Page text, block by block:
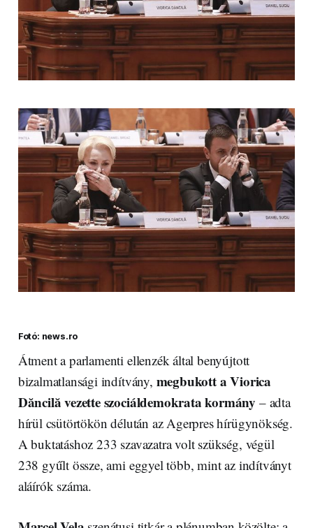
Fotó: news.ro
Átment a parlamenti ellenzék által benyújtott
bizalmatlansági indítvány, megbukott a Viorica
Dăncilă vezette szociáldemokrata kormány – adta
hírül csütörtökön délután az Agerpres hírügynökség.
A buktatáshoz 233 szavazatra volt szükség, végül
238 gyűlt össze, ami eggyel több, mint az indítványt
aláírók száma.